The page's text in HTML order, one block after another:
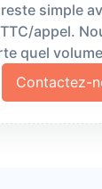
simple
appel.
quel
Contactez-